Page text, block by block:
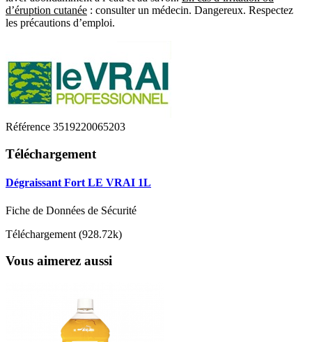
d’éruption cutanée : consulter un médecin. Dangereux. Respectez
les précautions d’emploi.
Référence 3519220065203
Téléchargement
Dégraissant Fort LE VRAI 1L
Fiche de Données de Sécurité
Téléchargement (928.72k)
Vous aimerez aussi